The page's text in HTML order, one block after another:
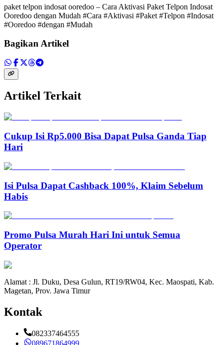
paket telpon indosat ooredoo – Cara Aktivasi Paket Telpon Indosat
Ooredoo dengan Mudah #Cara #Aktivasi #Paket #Telpon #Indosat
#Ooredoo #dengan #Mudah
Bagikan Artikel
Artikel Terkait
Cukup Isi Rp5.000 Bisa Dapat Pulsa Ganda Tiap
Hari
Isi Pulsa Dapat Cashback 100%, Klaim Sebelum
Habis
Promo Pulsa Murah Hari Ini untuk Semua
Operator
Alamat : Jl. Duku, Desa Gulun, RT19/RW04, Kec. Maospati, Kab.
Magetan, Prov. Jawa Timur
Kontak
082337464555